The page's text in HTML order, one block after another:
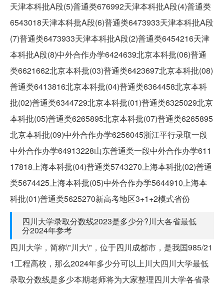
天津本科批A段(5)普通类676992天津本科批A段(4)普通类
6543018天津本科批A段(6)普通类6473933天津本科批A段
(7)普通类6473933天津本科批A段(2)普通类6454216天津
本科批A段(8)中外合作办学6424639北京本科批(06)普通
类6621662北京本科批(03)普通类6423697北京本科批(08)
普通类6413816北京本科批(04)普通类6364458北京本科
批(02)普通类6344729北京本科批(01)普通类6325029北京
本科批(05)普通类6265895北京本科批(07)普通类6265895
北京本科批(09)中外合作办学6256045浙江平行录取一段
中外合作办学64913228山东普通类一段中外合作办学611
17818上海本科批(04)普通类5743270上海本科批(02)普通
类5674425上海本科批(05)中外合作办学5644910上海本
科批(01)普通类5625270新高考地区3+1+2模式省份
四川大学录取分数线2023是多少分?川大各省最低
分2024年参考
四川大学，简称\"川大\"，位于四川成都市，是我国985/21
1工程高校，那么2024年多少分可以上川大四川大学最低
录取分数线是多少本期老师将为大家整理四川大学各省录